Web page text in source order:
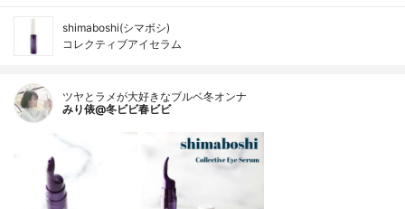
shimaboshi(シマボシ)
コレクティブアイセラム
ツヤとラメが大好きなブルベ冬オンナ
みり俵@冬ビビ春ビビ